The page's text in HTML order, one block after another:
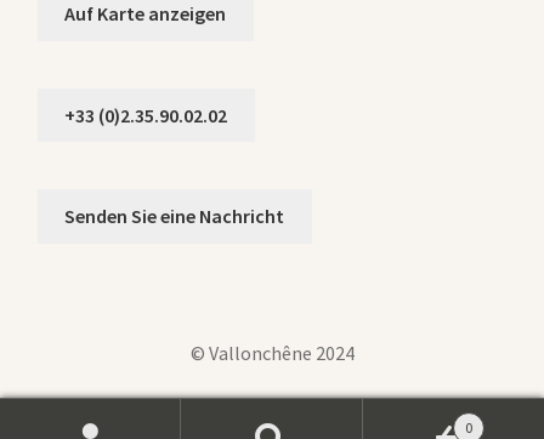
Auf Karte anzeigen
+33 (0)2.35.90.02.02
Senden Sie eine Nachricht
© Vallonchêne 2024
0